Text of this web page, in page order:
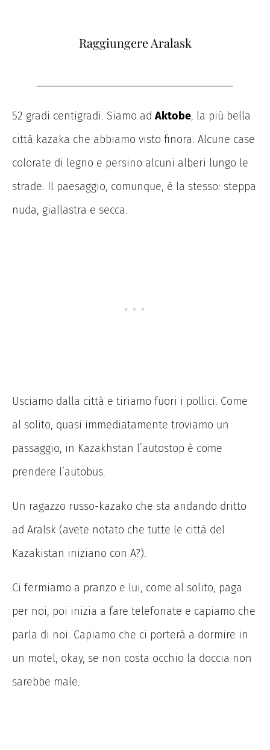
Raggiungere Aralask
52 gradi centigradi. Siamo adAktobe, la più bella
città kazaka che abbiamo visto finora. Alcune case
colorate di legno e persino alcuni alberi lungo le
strade. Il paesaggio, comunque, è la stesso: steppa
nuda, giallastra e secca.
Usciamo dalla città e tiriamo fuori i pollici. Come
al solito, quasi immediatamente troviamo un
passaggio, in Kazakhstan l’autostop è come
prendere l’autobus.
Un ragazzo russo-kazako che sta andando dritto
ad Aralsk (avete notato che tutte le città del
Kazakistan iniziano con A?).
Ci fermiamo a pranzo e lui, come al solito, paga
per noi, poi inizia a fare telefonate e capiamo che
parla di noi. Capiamo che ci porterà a dormire in
un motel, okay, se non costa occhio la doccia non
sarebbe male.